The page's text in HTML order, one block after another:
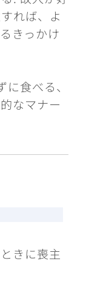
れば、よ
きっかけ
食べる、
なマナー
きに喪主